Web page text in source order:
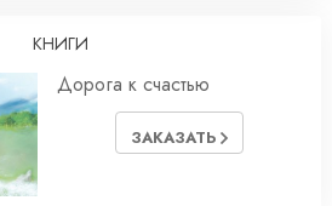
КНИГИ
Дорога к счастью
ЗАКАЗАТЬ